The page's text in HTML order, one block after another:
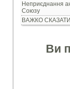
Неприєднання
Союзу
ВАЖКО СКАЗАТИ
Ви